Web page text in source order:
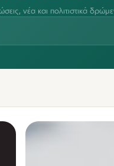
νέα και πολιτιστικά